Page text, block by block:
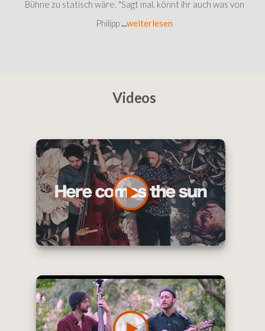
Bühne zu statisch wäre. "Sagt mal, könnt ihr auch was von
Philipp
weiterlesen
Videos